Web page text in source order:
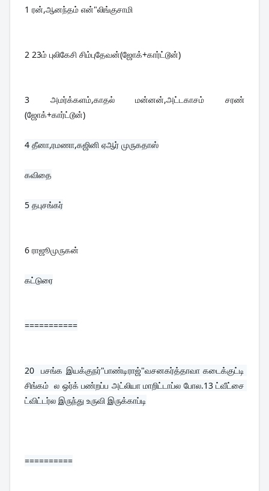
1 ரன்,ஆனந்தம் என்"லிங்குசாமி
2 23ம் புலிகேசி சிம்புதேவன்(ஜோக்+கார்ட்டூன்)
3 அமர்க்களம்,காதல் மன்னன்,அட்டகாசம் சரண்
(ஜோக்+கார்ட்டூன்)
4 தீனா,ரமணா,கஜினி ஏஆர் முருகதாஸ்
கவிதை
5 தபுசங்கர்
6 ராஜூமுருகன்
===========
20 பசங்க இயக்குநர்"பாண்டிராஜ்"வசனகர்த்தாவா கடைக்குட்டி
சிங்கம்  ல ஒர்க் பண்றப்ப அட்லியா மாறிட்டாப்ல போல.13 ட்வீட்சை
ட்விட்டர்ல இருந்து உருவி இருக்காப்டி
==========